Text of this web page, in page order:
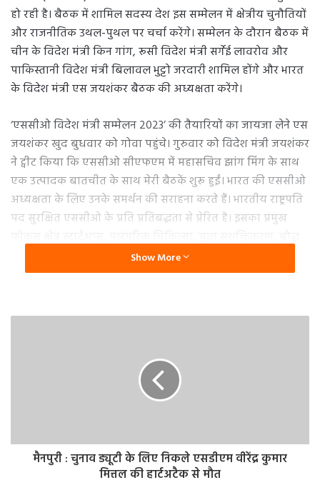
हो रही है। बैठक में शामिल सदस्य देश इस सम्मेलन में क्षेत्रीय चुनौतियों
और राजनीतिक उथल-पुथल पर चर्चा करेंगे। सम्मेलन के दौरान बैठक में
चीन के विदेश मंत्री किन गांग, रूसी विदेश मंत्री सर्गेई लावरोव और
पाकिस्तानी विदेश मंत्री बिलावल भुट्टो जरदारी शामिल होंगे और भारत
के विदेश मंत्री एस जयशंकर बैठक की अध्यक्षता करेंगे।
‘एससीओ विदेश मंत्री सम्मेलन 2023’ की तैयारियों का जायजा लेने एस
जयशंकर खुद बुधवार को गोवा पहुंचे। गुरुवार को विदेश मंत्री जयशंकर
ने ट्वीट किया कि एससीओ सीएफएम में महासचिव झांग मिंग के साथ
एक उत्पादक बातचीत के साथ मेरी बैठकें शुरू हुईं। भारत की एससीओ
अध्यक्षता के लिए उनके समर्थन की सराहना करते हैं। भारतीय राष्ट्रपति
पद सुरक्षित एससीओ के प्रति प्रतिबद्धता से प्रेरित है। इसका प्रमुख
विरासत और विज्ञान एवं प्रौद्योगिकी हैं। गोवा में एक सफल सीएफएम
की प्रतीक्षा है।
बनने पर चिंताओं पर बात की जाएगी।
Show More
मैनपुरी : चुनाव ड्यूटी के लिए निकले एसडीएम वीरेंद्र कुमार
मित्तल की हार्टअटैक से मौत